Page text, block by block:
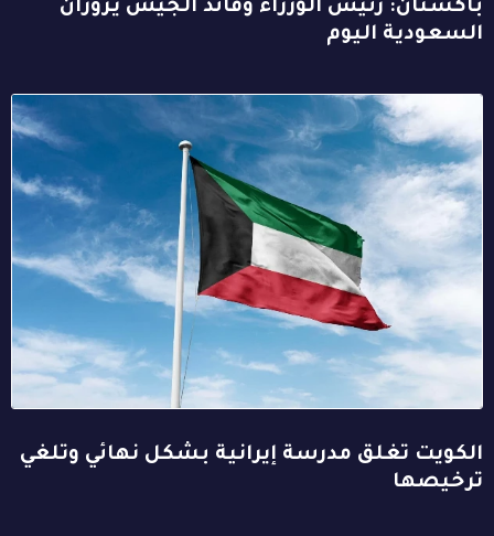
باكستان: رئيس الوزراء وقائد الجيش يزوران
السعودية اليوم
الكويت تغلق مدرسة إيرانية بشكل نهائي وتلغي
ترخيصها